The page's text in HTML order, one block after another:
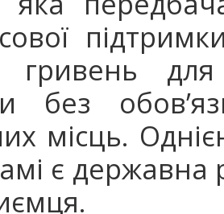
гривень для
без
місць.
є державна